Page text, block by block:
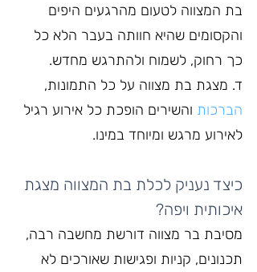
בת המצווה לטעום מהרגעים היפים
והקסומים שהיא חוותה בעבר הלא כל
כך רחוק, לשמוח ולהתרגש מחדש.
ד. מצגת בת מצווה על כל התמונות,
הברכות והשירים הופכת כל אירוע רגיל
לאירוע מרגש ומיוחד במינו.
כיצד נעניק לכלת בת המצווה מצגת
איכותית ויפה?
מסיבת בר מצווה דורשת מחשבה רבה,
תכנונים, קניות ופגישות שאורכים לא